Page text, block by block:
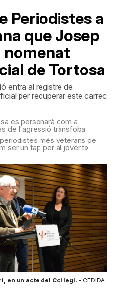
Periodistes a
que Josep
nomenat
de Tortosa
entra al registre de
per recuperar este càrrec
es personarà com a
de l'agressió trànsfoba
més veterans de
ser un tap per al jovent»
en un acte del Col·legi. - CEDIDA